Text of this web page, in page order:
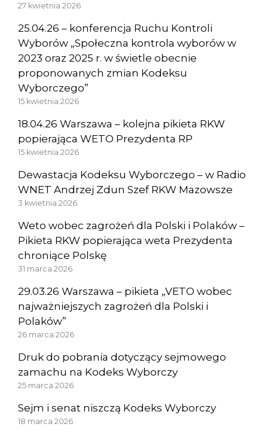
27 kwietnia 2026
25.04.26 – konferencja Ruchu Kontroli
Wyborów „Społeczna kontrola wyborów w
2023 oraz 2025 r. w świetle obecnie
proponowanych zmian Kodeksu
Wyborczego”
15 kwietnia 2026
18.04.26 Warszawa – kolejna pikieta RKW
popierająca WETO Prezydenta RP
15 kwietnia 2026
Dewastacja Kodeksu Wyborczego – w Radio
WNET Andrzej Zdun Szef RKW Mazowsze
3 kwietnia 2026
Weto wobec zagrożeń dla Polski i Polaków –
Pikieta RKW popierająca weta Prezydenta
chroniące Polskę
31 marca 2026
29.03.26 Warszawa – pikieta „VETO wobec
najważniejszych zagrożeń dla Polski i
Polaków”
26 marca 2026
Druk do pobrania dotyczący sejmowego
zamachu na Kodeks Wyborczy
25 marca 2026
Sejm i senat niszczą Kodeks Wyborczy
18 marca 2026